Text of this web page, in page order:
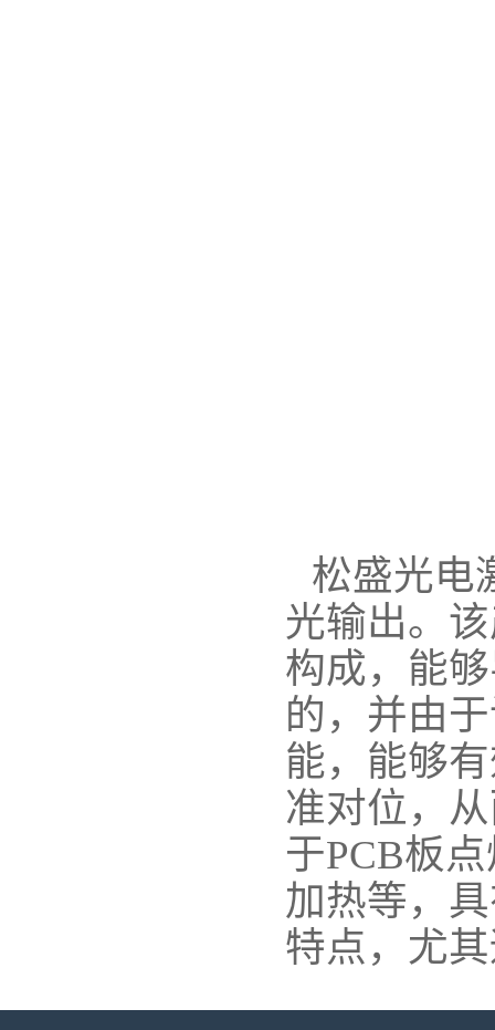
松盛光电
光输出。
构成，能
的，并由
能，能够
准对位，
于PCB板
加热等，
特点，尤